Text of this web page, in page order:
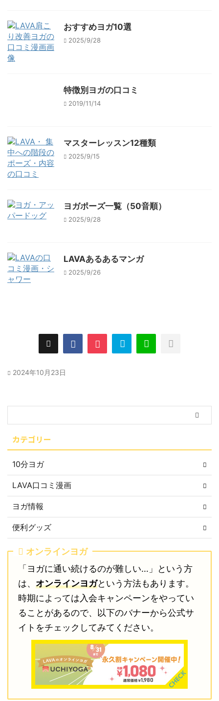
おすすめヨガ10選
2025/9/28
特徴別ヨガの口コミ
2019/11/14
マスターレッスン12種類
2025/9/15
ヨガポーズ一覧（50音順）
2025/9/28
LAVAあるあるマンガ
2025/9/26
2024年10月23日
カテゴリー
10分ヨガ
LAVA口コミ漫画
ヨガ情報
便利グッズ
オンラインヨガ
「ヨガに通い続けるのが難しい…」という方
は、 オンラインヨガという方法もあります。
時期によっては入会キャンペーンをやってい
ることがあるので、以下のバナーから公式サ
イトをチェックしてみてください。